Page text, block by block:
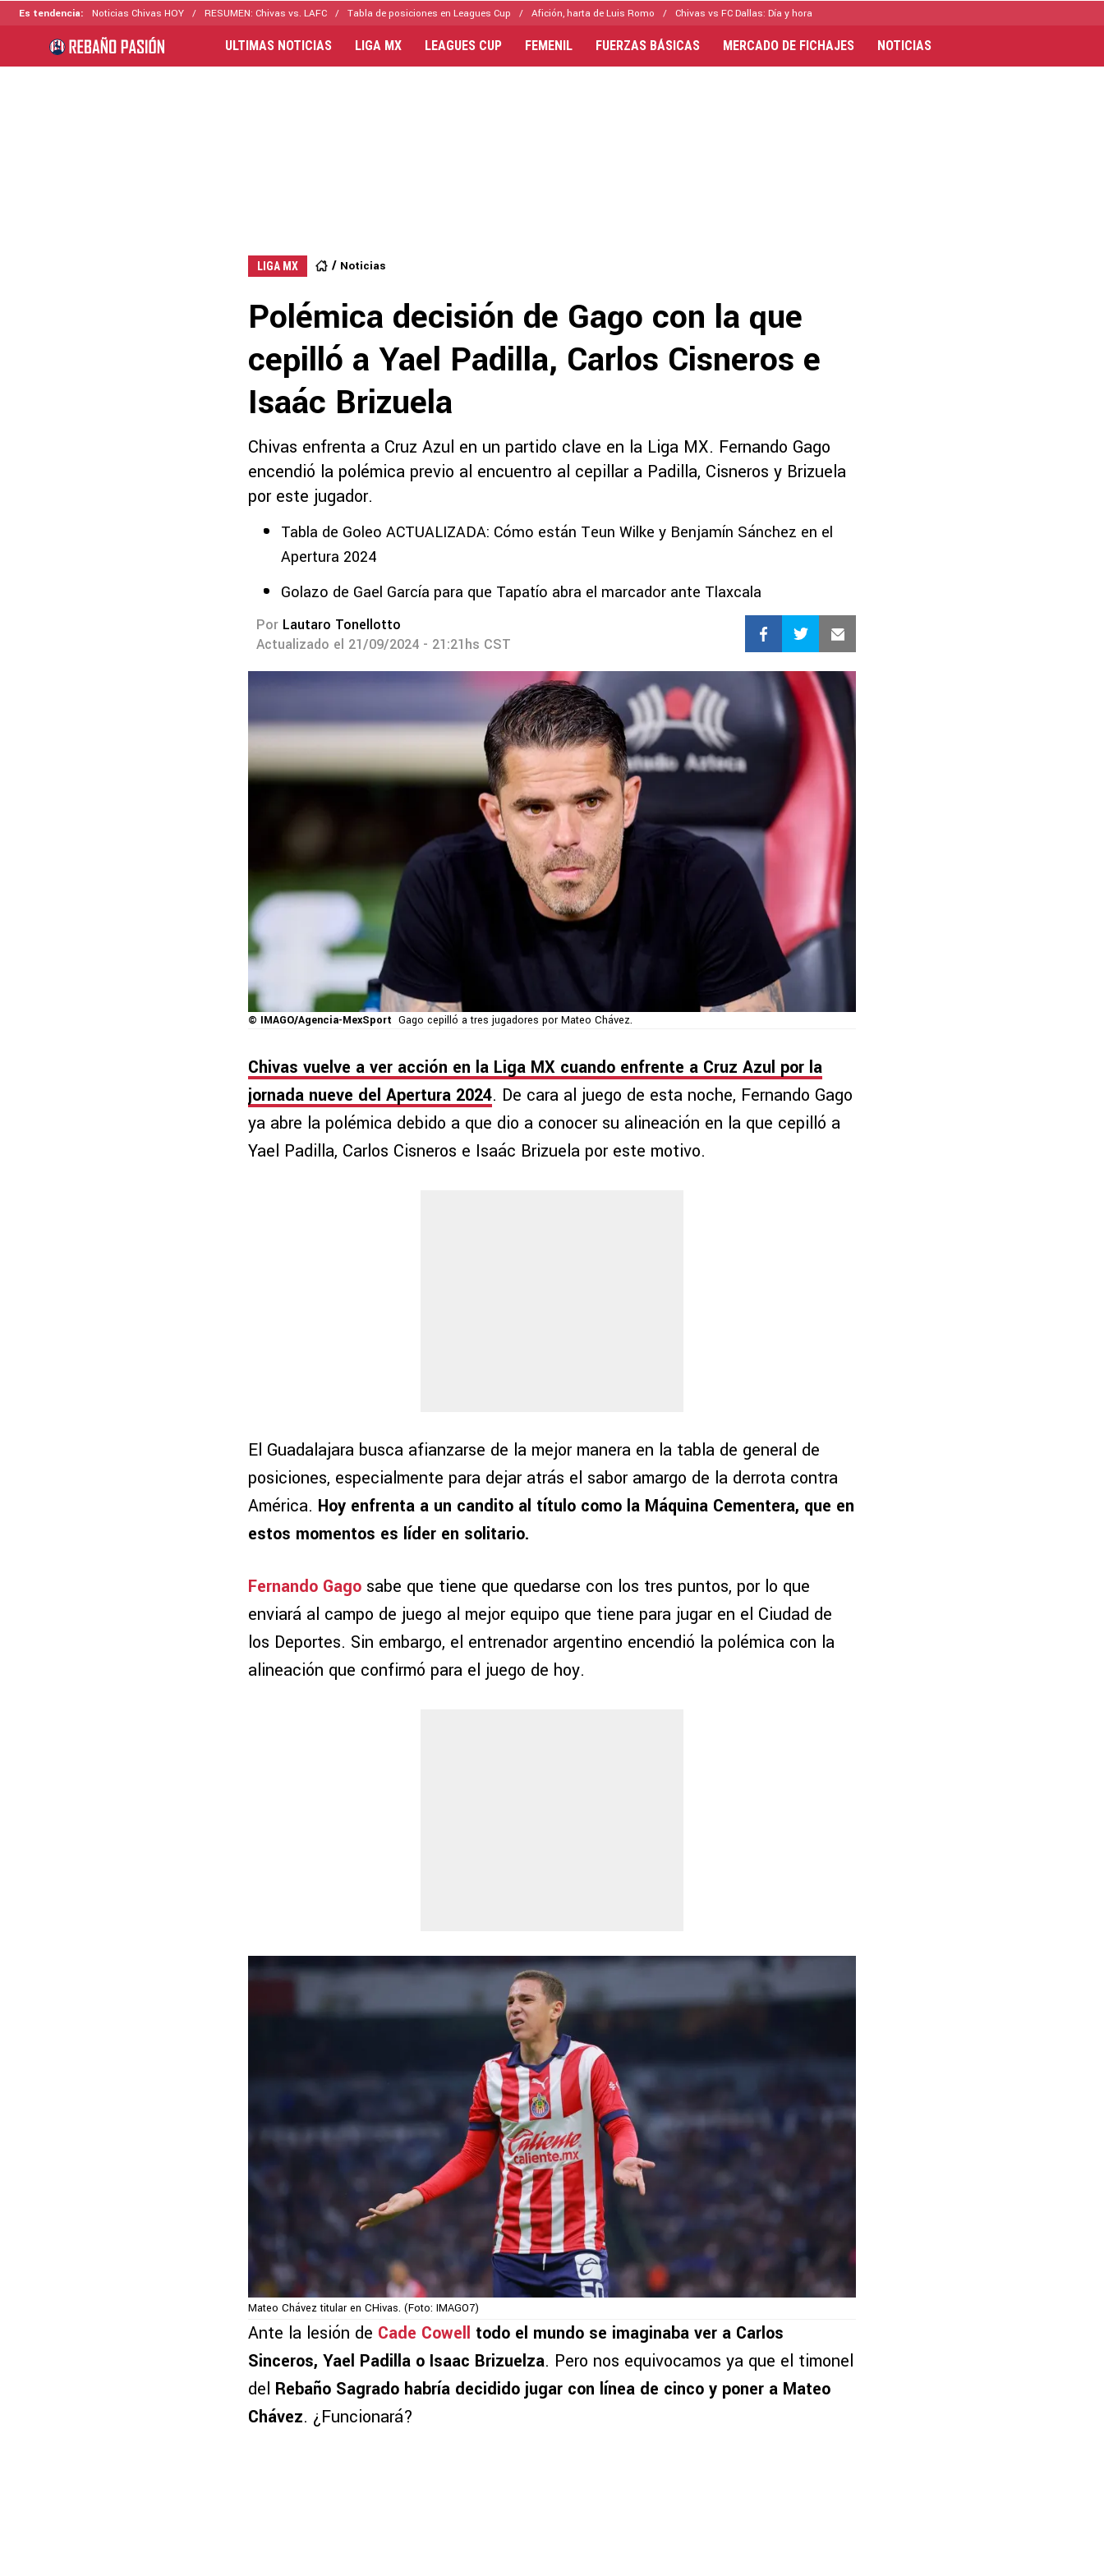
Es tendencia: Noticias Chivas HOY RESUMEN: Chivas vs. LAFC Tabla de posiciones en Leagues Cup Afición, harta de Luis Romo Chivas vs FC Dallas: Día y hora
ULTIMAS NOTICIAS LIGA MX LEAGUES CUP FEMENIL FUERZAS BÁSICAS MERCADO DE FICHAJES NOTICIAS
LIGA MX Noticias
Polémica decisión de Gago con la que
cepilló a Yael Padilla, Carlos Cisneros e
Isaác Brizuela
Chivas enfrenta a Cruz Azul en un partido clave en la Liga MX. Fernando Gago
encendió la polémica previo al encuentro al cepillar a Padilla, Cisneros y Brizuela
por este jugador.
Tabla de Goleo ACTUALIZADA: Cómo están Teun Wilke y Benjamín Sánchez en el
Apertura 2024
Golazo de Gael García para que Tapatío abra el marcador ante Tlaxcala
Por Lautaro Tonellotto
Actualizado el 21/09/2024 - 21:21hs CST
© IMAGO/Agencia-MexSport Gago cepilló a tres jugadores por Mateo Chávez.
Chivas vuelve a ver acción en la Liga MX cuando enfrente a Cruz Azul por la
jornada nueve del Apertura 2024. De cara al juego de esta noche, Fernando Gago
ya abre la polémica debido a que dio a conocer su alineación en la que cepilló a
Yael Padilla, Carlos Cisneros e Isaác Brizuela por este motivo.
El Guadalajara busca afianzarse de la mejor manera en la tabla de general de
posiciones, especialmente para dejar atrás el sabor amargo de la derrota contra
América. Hoy enfrenta a un candito al título como la Máquina Cementera, que en
estos momentos es líder en solitario.
Fernando Gago sabe que tiene que quedarse con los tres puntos, por lo que
enviará al campo de juego al mejor equipo que tiene para jugar en el Ciudad de
los Deportes. Sin embargo, el entrenador argentino encendió la polémica con la
alineación que confirmó para el juego de hoy.
Mateo Chávez titular en CHivas. (Foto: IMAGO7)
Ante la lesión de Cade Cowell todo el mundo se imaginaba ver a Carlos
Sinceros, Yael Padilla o Isaac Brizuelza. Pero nos equivocamos ya que el timonel
del Rebaño Sagrado habría decidido jugar con línea de cinco y poner a Mateo
Chávez. ¿Funcionará?